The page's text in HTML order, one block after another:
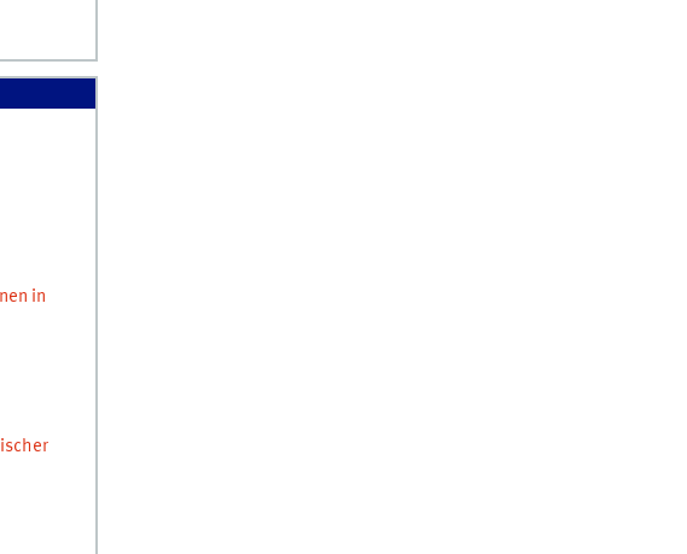
in